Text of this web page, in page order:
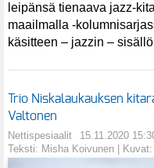
leipänsä tienaava jazz-
maailmalla -
käsitteen – jazzin –
Trio Niskalaukauksen
Valtonen
Nettispesiaalit
15.11.2020
Teksti: Misha Koivunen |